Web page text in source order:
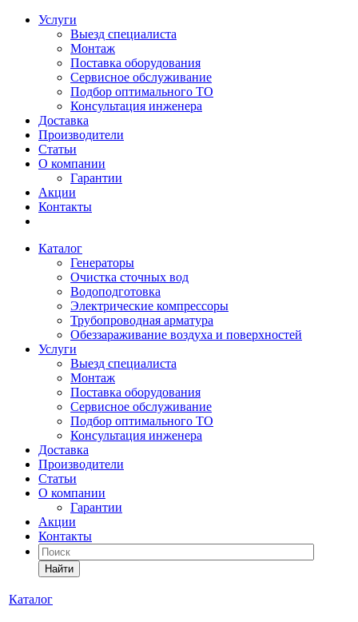
Услуги
Выезд специалиста
Монтаж
Поставка оборудования
Сервисное обслуживание
Подбор оптимального ТО
Консультация инженера
Доставка
Производители
Статьи
О компании
Гарантии
Акции
Контакты
Каталог
Генераторы
Очистка сточных вод
Водоподготовка
Электрические компрессоры
Трубопроводная арматура
Обеззараживание воздуха и поверхностей
Услуги
Выезд специалиста
Монтаж
Поставка оборудования
Сервисное обслуживание
Подбор оптимального ТО
Консультация инженера
Доставка
Производители
Статьи
О компании
Гарантии
Акции
Контакты
Найти
Каталог